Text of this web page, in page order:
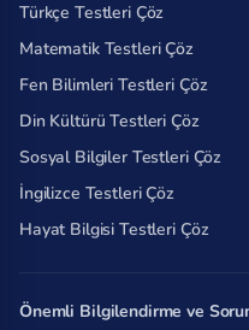
Türkçe Testleri Çöz
Matematik Testleri Çöz
Fen Bilimleri Testleri Çöz
Din Kültürü Testleri Çöz
Sosyal Bilgiler Testleri Çöz
İngilizce Testleri Çöz
Hayat Bilgisi Testleri Çöz
Önemli Bilgilendirme ve